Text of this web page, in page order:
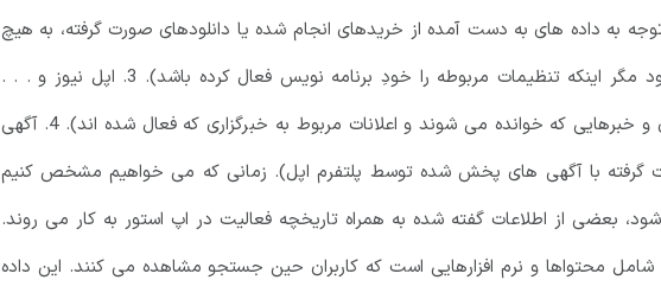
به داده های به دست آمده از خریدهای انجام شده یا دانلودهای صورت گرفته، به هیچ
عنوان تبلیغات پخش نمی شود مگر اینکه تنظیمات مربوطه را خودِ برنامه نویس فعال کرده باشد). 3. اپل نیوز و . . .
(موضوعات مورد علاقه کاربران و خبرهایی که خوانده می شوند و اعلانات مربوط به خبرگزاری که فعال شده اند). 4. آگهی
گرفته با آگهی های پخش شده توسط پلتفرم اپل). زمانی که می خواهیم مشخص کنیم
بعضی از اطلاعات گفته شده به همراه تاریخچه فعالیت در اپ استور به کار می روند.
شامل محتواها و نرم افزارهایی است که کاربران حین جستجو مشاهده می کنند. این داده